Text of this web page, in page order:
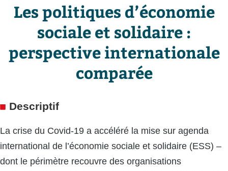
Les politiques d’économie
sociale et solidaire :
perspective internationale
comparée
Descriptif
La crise du Covid-19 a accéléré la mise sur agenda
international de l’économie sociale et solidaire (ESS) –
dont le périmètre recouvre des organisations